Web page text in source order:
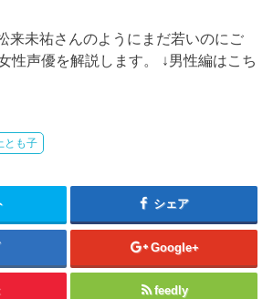
来未祐さんのようにまだ若いのにご
性声優を解説します。 ↓男性編はこち
とも子
シェア
Google+
feedly